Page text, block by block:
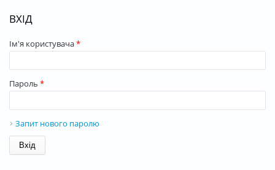
ВХІД
Ім'я користувача*
Пароль *
Запит нового паролю